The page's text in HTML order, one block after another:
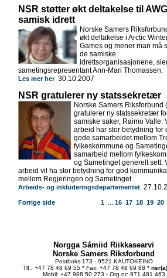
NSR støtter økt deltakelse til
samisk idrett
Norske Samers
økt deltakelse i Arctic
Games og mener man må
de samiske
idrettsorganisasjonene,
sametingsrepresentant Ann-Mari Thomassen.
Les mer her30.10.2007
NSR gratulerer ny statssekretær
Norske Samers Riksforbund
gratulerer ny statssekretær
samiske saker, Raimo Valle.
arbeid har stor betydning for
gode samarbeidet mellom
fylkeskommune og
samarbeid mellom
og Sametinget generelt sett.
arbeid vil ha stor betydning for god
mellom Regjeringen og Sametinget.
Arbeids- og inkluderingsdepartementet
Forrige side 1... 16 17 18 19 20
Norgga Sámiid Riikkasearvi
Norske Samers Riksforbund
Postboks 173 - 9521 KAUTOKEINO
Tlf.: +47 78 48 69 55 * Fax: +47 78 48 69 88 *
Mobil: +47 988 50 273 - Org.nr: 971 481 463